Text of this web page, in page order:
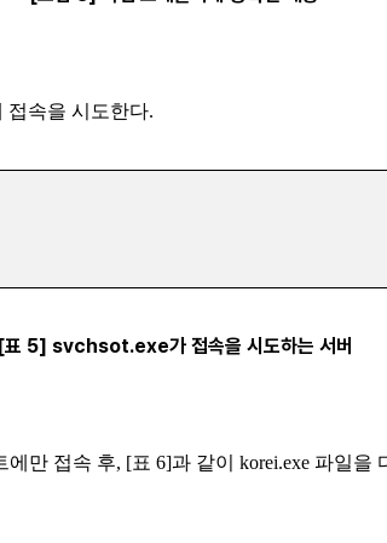
접속을 시도한다.
[표 5] svchsot.exe가 접속을 시도하는 서버
만 접속 후, [표 6]과 같이 korei.exe 파일